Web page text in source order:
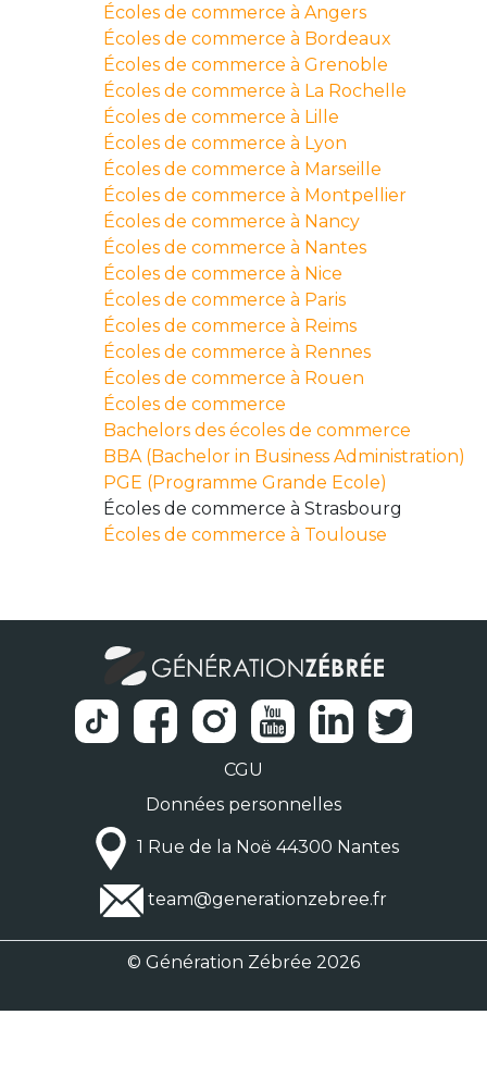
Écoles de commerce à Angers
Écoles de commerce à Bordeaux
Écoles de commerce à Grenoble
Écoles de commerce à La Rochelle
Écoles de commerce à Lille
Écoles de commerce à Lyon
Écoles de commerce à Marseille
Écoles de commerce à Montpellier
Écoles de commerce à Nancy
Écoles de commerce à Nantes
Écoles de commerce à Nice
Écoles de commerce à Paris
Écoles de commerce à Reims
Écoles de commerce à Rennes
Écoles de commerce à Rouen
Écoles de commerce
Bachelors des écoles de commerce
BBA (Bachelor in Business Administration)
PGE (Programme Grande Ecole)
Écoles de commerce à Strasbourg
Écoles de commerce à Toulouse
CGU
Données personnelles
1 Rue de la Noë 44300 Nantes
team@generationzebree.fr
© Génération Zébrée 2026